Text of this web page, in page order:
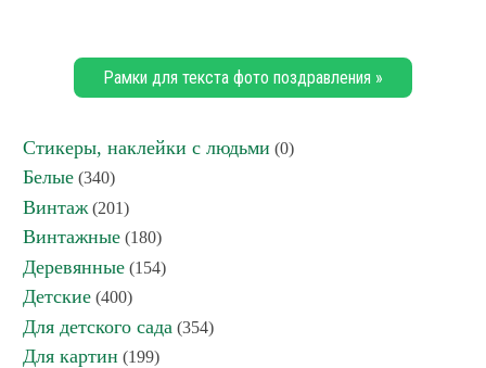
Рамки для текста фото поздравления »
Стикеры, наклейки с людьми (0)
Белые (340)
Винтаж (201)
Винтажные (180)
Деревянные (154)
Детские (400)
Для детского сада (354)
Для картин (199)